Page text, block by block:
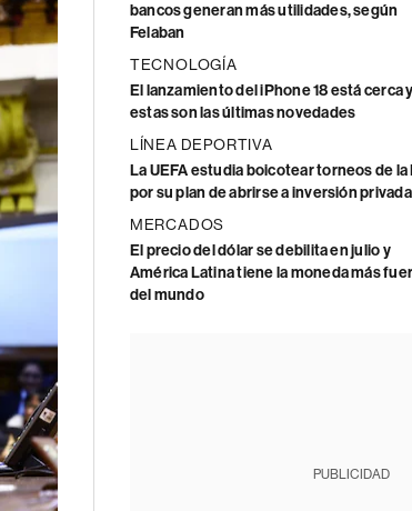
bancos generan más utilidades, según
Felaban
TECNOLOGÍA
El lanzamiento del iPhone 18 está cerca y
estas son las últimas novedades
LÍNEA DEPORTIVA
La UEFA estudia boicotear torneos de la
por su plan de abrirse a inversión privada
MERCADOS
El precio del dólar se debilita en julio y
América Latina tiene la moneda más
del mundo
PUBLICIDAD